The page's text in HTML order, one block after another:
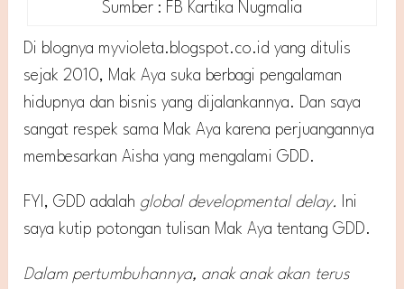
Sumber : FB Kartika Nugmalia
Di blognya myvioleta.blogspot.co.id yang ditulis
sejak 2010, Mak Aya suka berbagi pengalaman
hidupnya dan bisnis yang dijalankannya. Dan saya
sangat respek sama Mak Aya karena perjuangannya
membesarkan Aisha yang mengalami GDD.
FYI, GDD adalah global developmental delay.
Ini
saya kutip potongan tulisan Mak Aya tentang GDD.
Dalam pertumbuhannya, anak anak akan terus